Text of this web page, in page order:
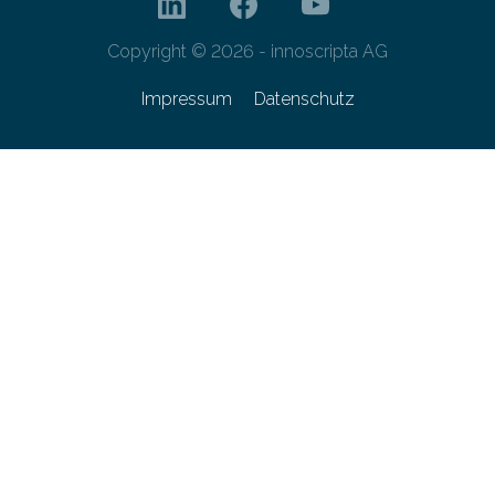
Copyright © 2026 - innoscripta AG
Impressum Datenschutz